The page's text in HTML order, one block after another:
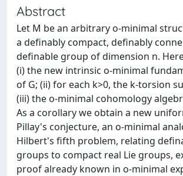
Abstract
Let M be an arbitrary o-minimal
a definably compact, definably
definable group of dimension n.
(i) the new intrinsic o-minimal
of G; (ii) for each k>0, the k-torsion
(iii) the o-minimal cohomology
As a corollary we obtain a new
Pillay's conjecture, an o-minimal
Hilbert's fifth problem, relating
groups to compact real Lie groups,
proof already known in o-minimal